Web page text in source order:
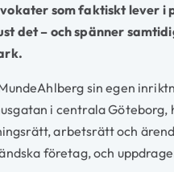
som faktiskt lever i
det – och spänner
sin egen
i centrala
arbetsrätt och
företag, och